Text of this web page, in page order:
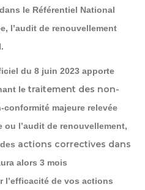
le Référentiel National
l’audit de renouvellement
du 8 juin 2023 apporte
letraitement des non-
conformité majeure relevée
l’audit de renouvellement,
actions correctives dans
alors 3 mois
l’efficacité de vos actions